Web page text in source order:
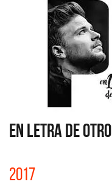
EN LETRA DE OTRO
2017